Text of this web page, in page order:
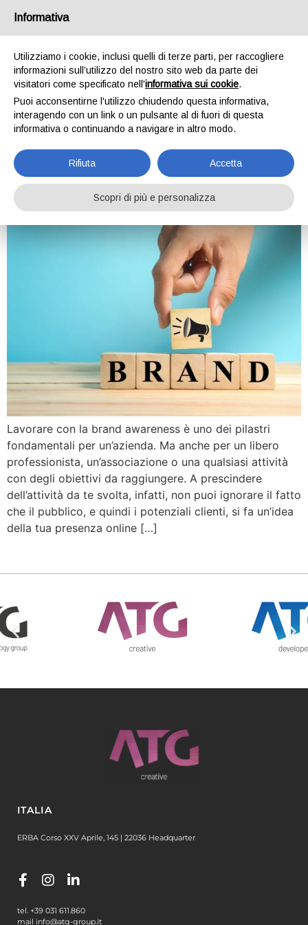
ATG Creative
Agenzia web
Tag:barilla
Brand Awareness: cos’è,
perchè è importante e come
migliorarla
Lavorare con la brand awareness è uno dei pilastri
fondamentali per un’azienda. Ma anche per un libero
professionista, un’associazione o una qualsiasi attività
con degli obiettivi da raggiungere. A prescindere
dell’attività da te svolta, infatti, non puoi ignorare il fatto
che il pubblico, e quindi i potenziali clienti, si fa un’idea
della tua presenza online […]
ITALIA
ERBA Corso XXV Aprile, 145 | 22036 Headquarter
tel. +39 031 611.860
mail info@atg-group.it
Informativa
Utilizziamo i cookie, inclusi quelli di terze parti, per raccogliere
informazioni sull’utilizzo del nostro sito web da parte dei
visitatori come specificato nell'informativa sui cookie.
Puoi acconsentirne l'utilizzo chiudendo questa informativa,
interagendo con un link o un pulsante al di fuori di questa
informativa o continuando a navigare in altro modo.
Rifiuta Accetta
Scopri di più e personalizza